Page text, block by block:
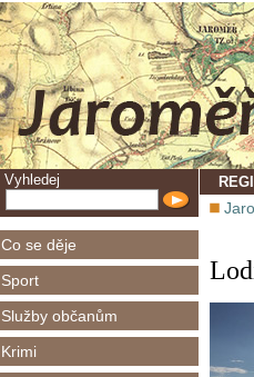
Vyhledej
Co se děje
Sport
Služby občanům
Krimi